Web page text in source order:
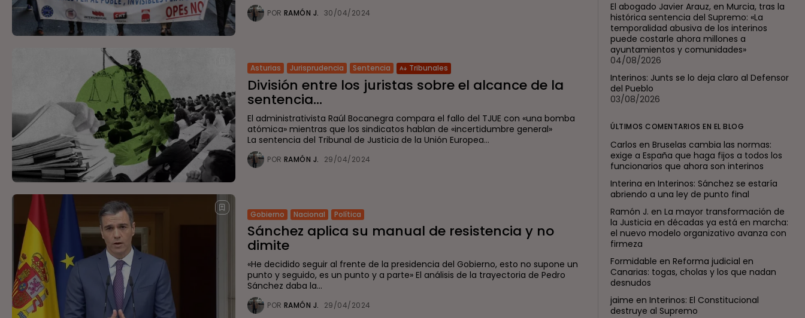
POR RAMÓN J. 30/04/2024
Asturias Jurisprudencia Sentencia Tribunales
División entre los juristas sobre el alcance de la
sentencia...
El administrativista Raúl Bocanegra compara el fallo del TJUE con «una bomba
atómica» mientras que los sindicatos hablan de «incertidumbre general»
La sentencia del Tribunal de Justicia de la Unión Europea...
POR RAMÓN J. 29/04/2024
Gobierno Nacional Política
Sánchez aplica su manual de resistencia y no
dimite
«He decidido seguir al frente de la presidencia del Gobierno, esto no supone un
punto y seguido, es un punto y a parte» El análisis de la trayectoria de Pedro
Sánchez daba la...
POR RAMÓN J. 29/04/2024
El abogado Javier Arauz, en Murcia, tras la
histórica sentencia del Supremo: «La
temporalidad abusiva de los interinos
puede costarle ahora millones a
ayuntamientos y comunidades»
04/08/2026
Interinos: Junts se lo deja claro al Defensor
del Pueblo
03/08/2026
ÚLTIMOS COMENTARIOS EN EL BLOG
Carlos en Bruselas cambia las normas:
exige a España que haga fijos a todos los
funcionarios que ahora son interinos
Interina en Interinos: Sánchez se estaría
abriendo a una ley de punto final
Ramón J. en La mayor transformación de
la Justicia en décadas ya está en marcha:
el nuevo modelo organizativo avanza con
firmeza
Formidable en Reforma judicial en
Canarias: togas, cholas y los que nadan
desnudos
jaime en Interinos: El Constitucional
destruye al Supremo